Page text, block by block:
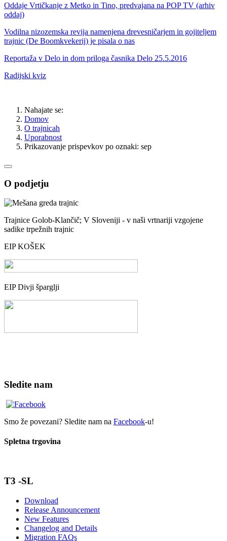
Oddaje Vrtičkanje z Metko in Tino, predvajana na POP TV (arhiv
oddaj)
Vodilna nizozemska revija namenjena drevesničarjem in gojiteljem
trajnic (De Boomkvekerij) je pisala o nas
Reportaža v Delo in dom priloga časnika Delo 25.5.2016
Radijski kviz
Nahajate se:
Domov
O trajnicah
Uporabnost
Prikazovanje prispevkov po oznaki: sep
O podjetju
Trajnice Golob-Klančič; V Sloveniji - v naši vrtnariji vzgojene
sadike trpežnih trajnic
EIP KOŠEK
EIP Divji šparglji
Sledite nam
Smo že povezani? Sledite nam na Facebook-u!
Spletna trgovina
T3 -SL
Download
Release Announcement
New Features
Changelog and Details
Migration FAQs